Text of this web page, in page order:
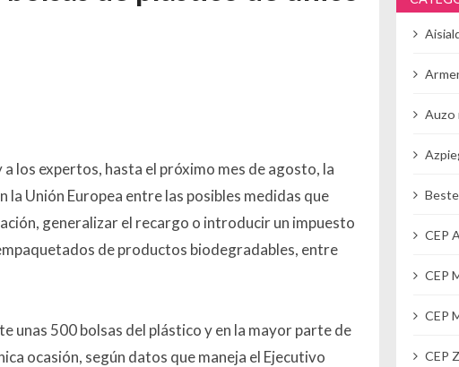
los expertos, hasta el próximo mes de agosto, la
Unión Europea entre las posibles medidas que
generalizar el recargo o introducir un impuesto
de productos biodegradables, entre
unas 500 bolsas del plástico y en la mayor parte de
ocasión, según datos que maneja el Ejecutivo
Auzo
CEP
CEP
CEP
CEP